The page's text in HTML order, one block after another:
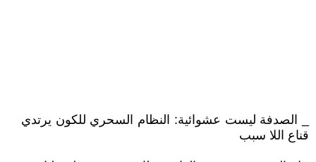
_ الصدفة ليست عشوائية: النظام السحري للكون يرتدي
قناع اللا سبب